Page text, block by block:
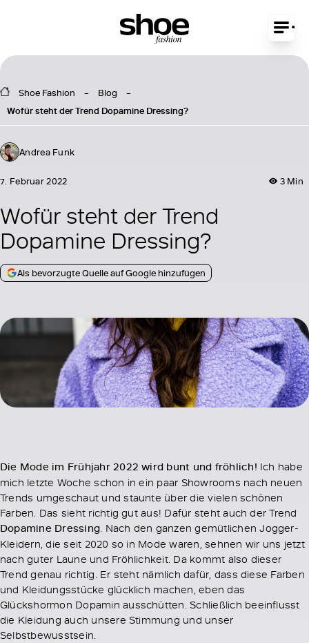
Shoe Fashion
Blog
Wofür steht der Trend Dopamine Dressing?
Andrea Funk
3 Min
7. Februar 2022
Wofür steht der Trend
Dopamine Dressing?
Als bevorzugte Quelle auf Google hinzufügen
Die Mode im Frühjahr 2022 wird bunt und fröhlich! Ich habe
mich letzte Woche schon in ein paar Showrooms nach neuen
Trends umgeschaut und staunte über die vielen schönen
Farben. Das sieht richtig gut aus! Dafür steht auch der Trend
Dopamine Dressing. Nach den ganzen gemütlichen Jogger-
Kleidern, die seit 2020 so in Mode waren, sehnen wir uns jetzt
nach guter Laune und Fröhlichkeit. Da kommt also dieser
Trend genau richtig. Er steht nämlich dafür, dass diese Farben
und Kleidungsstücke glücklich machen, eben das
Glückshormon Dopamin ausschütten. Schließlich beeinflusst
die Kleidung auch unsere Stimmung und unser
Selbstbewusstsein.